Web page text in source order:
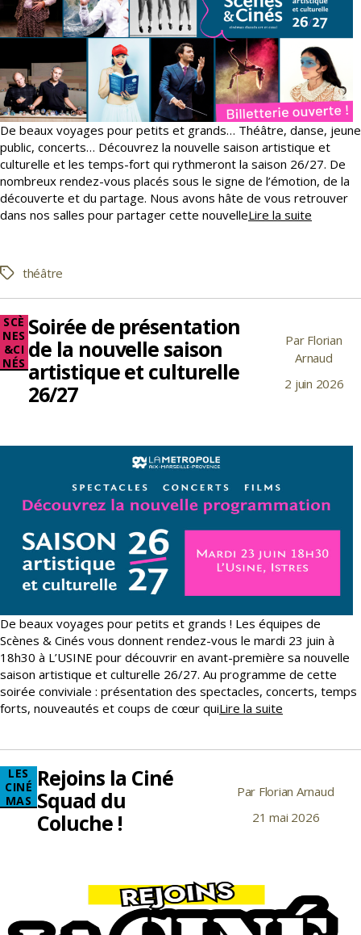
De beaux voyages pour petits et grands… Théâtre, danse, jeune
public, concerts… Découvrez la nouvelle saison artistique et
culturelle et les temps-fort qui rythmeront la saison 26/27. De
nombreux rendez-vous placés sous le signe de l’émotion, de la
découverte et du partage. Nous avons hâte de vous retrouver
dans nos salles pour partager cette nouvelleLire la suite
en
Étiquettes
théâtre
Catégories
SCÈ
NES
&CI
NÉS
Soirée de présentation
de la nouvelle saison
artistique et culturelle
26/27
Auteur
l’article
Par Florian
Arnaud
Date2 juin 2026
De beaux voyages pour petits et grands ! Les équipes de
Scènes & Cinés vous donnent rendez-vous le mardi 23 juin à
18h30 à L’USINE pour découvrir en avant-première sa nouvelle
saison artistique et culturelle 26/27. Au programme de cette
soirée conviviale : présentation des spectacles, concerts, temps
forts, nouveautés et coups de cœur quiLire la suite
nouvelle
artistique
Catégories
LES
CINÉ
MAS
Rejoins la Ciné
Squad du
Coluche !
Auteur
l’article
Par Florian Arnaud
Date21 mai 2026